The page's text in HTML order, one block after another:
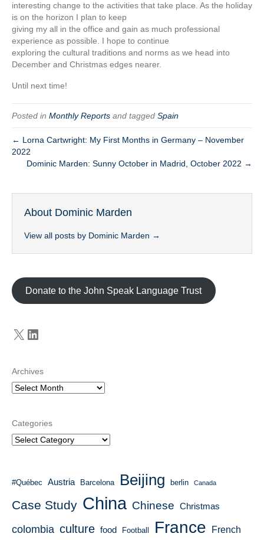
interesting change to the activities that take place. As the holiday
is on the horizon I plan to keep
giving my all in the office and gain as much professional
experience as possible. I hope to continue
exploring the cultural traditions and norms as we head into
December and Christmas edges nearer.
Until next time!
Posted in Monthly Reports and tagged Spain
← Lorna Cartwright: My First Months in Germany – November
2022
Dominic Marden: Sunny October in Madrid, October 2022 →
About Dominic Marden
View all posts by Dominic Marden →
Donate to the John Speak Language Trust
X LinkedIn
Archives
Categories
#Québec Austria Barcelona Beijing berlin Canada
Case Study China Chinese Christmas
colombia culture food Football France French